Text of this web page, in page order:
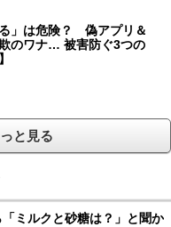
る」は危険？ 偽アプリ＆
のワナ… 被害防ぐ3つの
と見る
「ミルクと砂糖は？」と聞か